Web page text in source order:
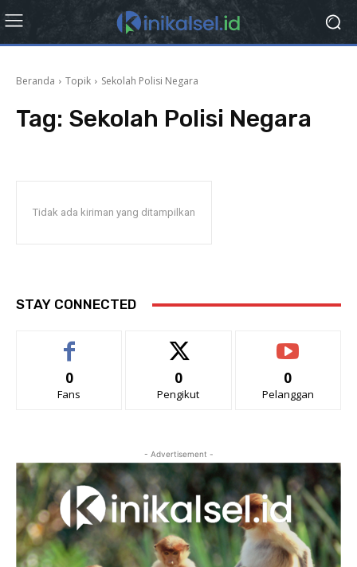
Beranda Topik Sekolah Polisi Negara
Tag: Sekolah Polisi Negara
Tidak ada kiriman yang ditampilkan
STAY CONNECTED
0
Fans
0
Pengikut
0
Pelanggan
- Advertisement -